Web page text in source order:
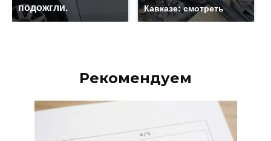
подожгли.
Кавказе: смотреть
Рекомендуем